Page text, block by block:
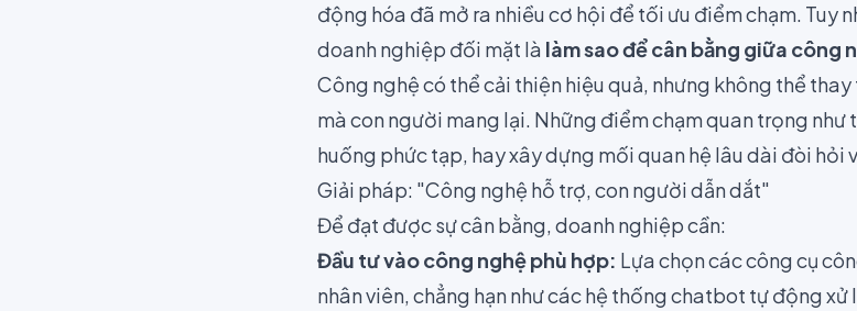
động hóa đã mở ra nhiều cơ hội để tối ưu điểm chạm. Tuy
doanh nghiệp đối mặt là làm sao để cân bằng giữa công
Công nghệ có thể cải thiện hiệu quả, nhưng không thể
mà con người mang lại. Những điểm chạm quan trọng như
huống phức tạp, hay xây dựng mối quan hệ lâu dài đòi hỏi
Giải pháp: "Công nghệ hỗ trợ, con người dẫn dắt"
Để đạt được sự cân bằng, doanh nghiệp cần:
Đầu tư vào công nghệ phù hợp: Lựa chọn các công cụ
nhân viên, chẳng hạn như các hệ thống chatbot tự động